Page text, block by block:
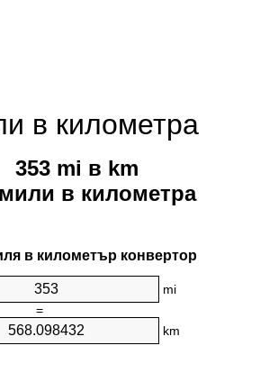
в километра
353 mi в km
в километра
в километър конвертор
mi
=
km